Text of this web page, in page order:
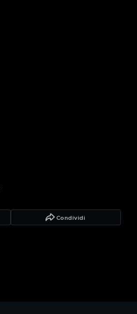
Condividi